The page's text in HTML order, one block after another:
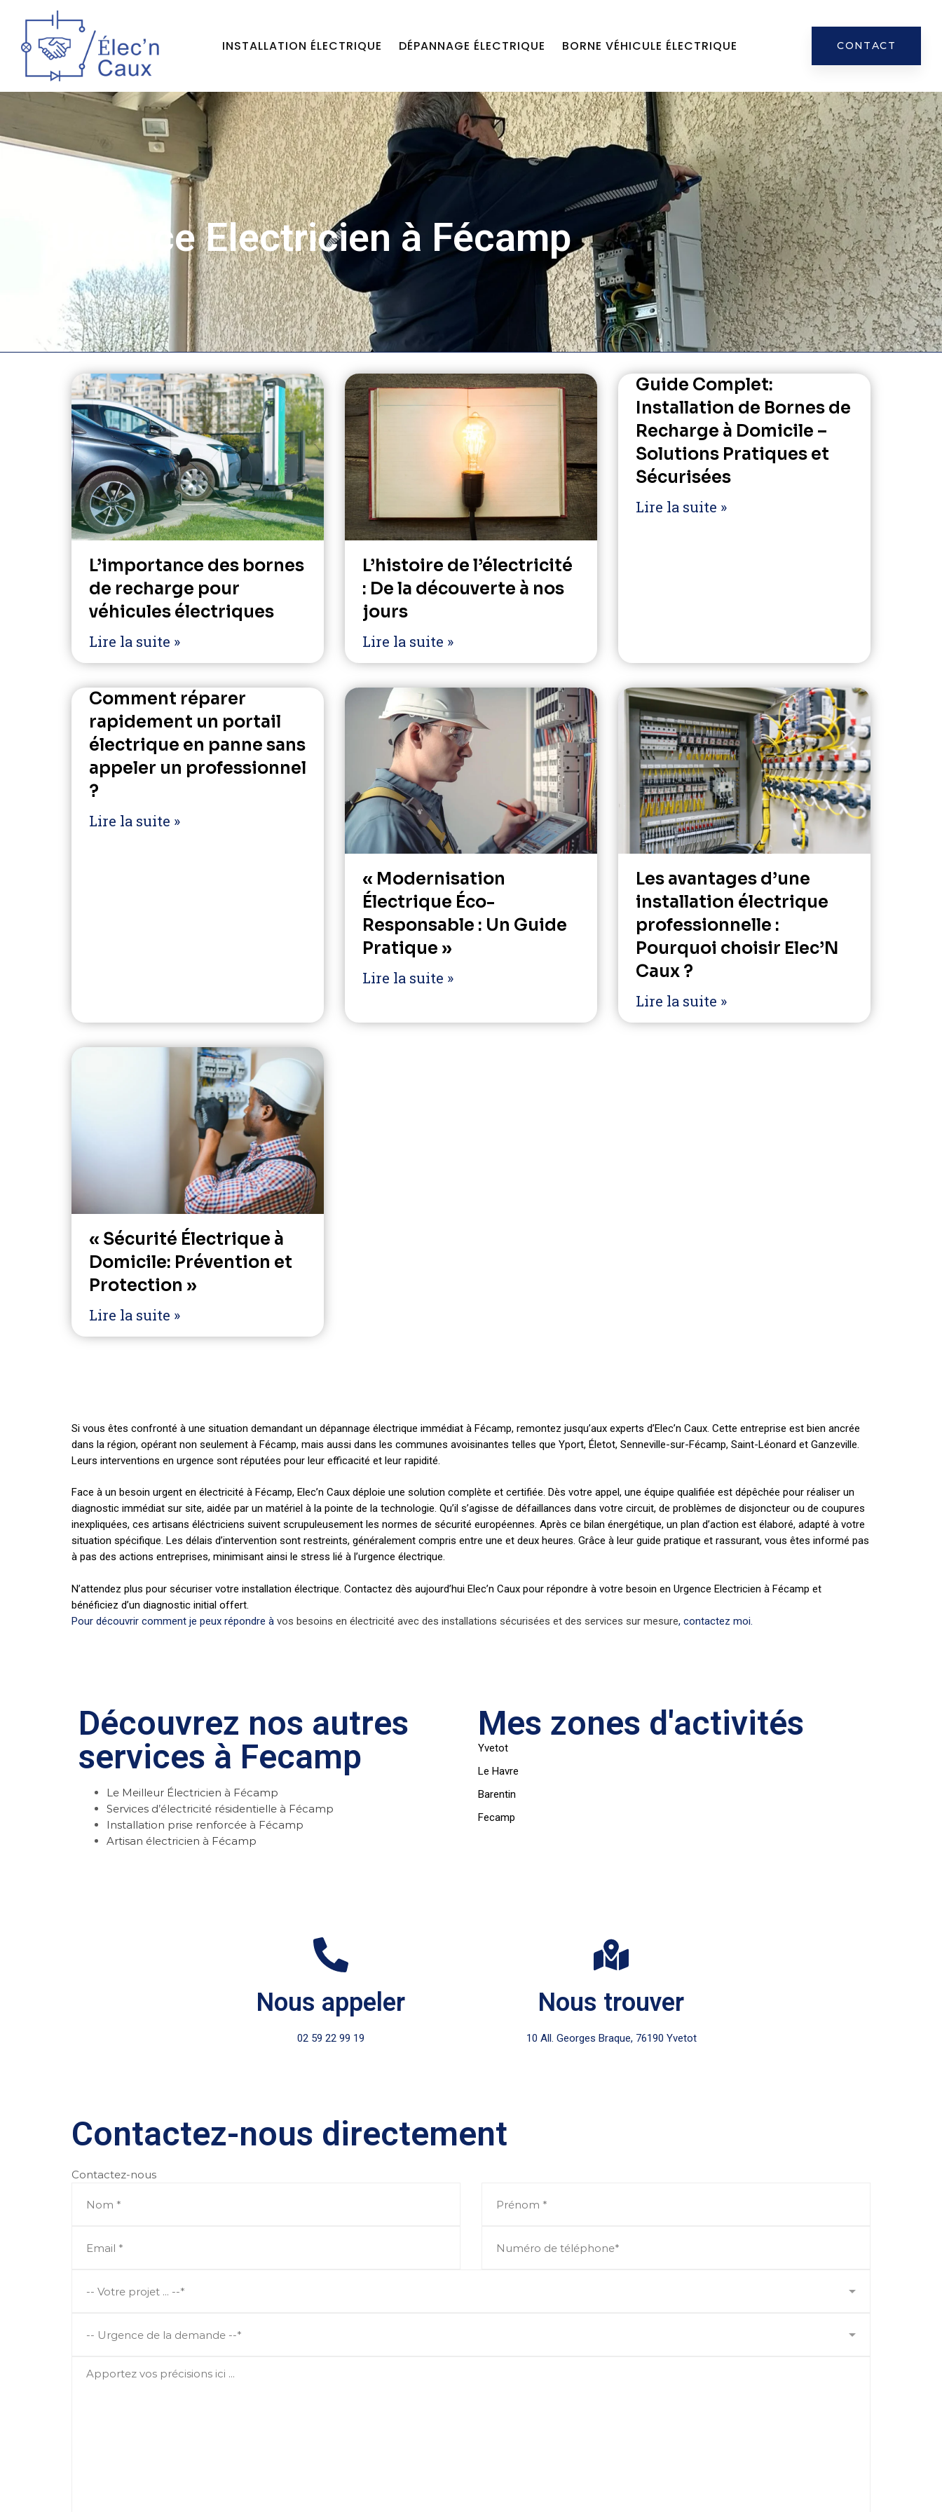
INSTALLATION ÉLECTRIQUE DÉPANNAGE ÉLECTRIQUE BORNE VÉHICULE ÉLECTRIQUE CONTACT
Urgence Electricien à Fécamp
L’importance des bornes
de recharge pour
véhicules électriques
Lire la suite »
L’histoire de l’électricité
: De la découverte à nos
jours
Lire la suite »
Guide Complet:
Installation de Bornes de
Recharge à Domicile –
Solutions Pratiques et
Sécurisées
Lire la suite »
Comment réparer
rapidement un portail
électrique en panne sans
appeler un professionnel
?
Lire la suite »
« Modernisation
Électrique Éco-
Responsable : Un Guide
Pratique »
Lire la suite »
Les avantages d’une
installation électrique
professionnelle :
Pourquoi choisir Elec’N
Caux ?
Lire la suite »
« Sécurité Électrique à
Domicile: Prévention et
Protection »
Lire la suite »
Si vous êtes confronté à une situation demandant un dépannage électrique immédiat à Fécamp, remontez jusqu’aux experts d’Elec’n Caux. Cette entreprise est bien ancrée
dans la région, opérant non seulement à Fécamp, mais aussi dans les communes avoisinantes telles que Yport, Életot, Senneville-sur-Fécamp, Saint-Léonard et Ganzeville.
Leurs interventions en urgence sont réputées pour leur efficacité et leur rapidité.
Face à un besoin urgent en électricité à Fécamp, Elec’n Caux déploie une solution complète et certifiée. Dès votre appel, une équipe qualifiée est dépêchée pour réaliser un
diagnostic immédiat sur site, aidée par un matériel à la pointe de la technologie. Qu’il s’agisse de défaillances dans votre circuit, de problèmes de disjoncteur ou de coupures
inexpliquées, ces artisans éléctriciens suivent scrupuleusement les normes de sécurité européennes. Après ce bilan énergétique, un plan d’action est élaboré, adapté à votre
situation spécifique. Les délais d’intervention sont restreints, généralement compris entre une et deux heures. Grâce à leur guide pratique et rassurant, vous êtes informé pas
à pas des actions entreprises, minimisant ainsi le stress lié à l’urgence électrique.
N’attendez plus pour sécuriser votre installation électrique. Contactez dès aujourd’hui Elec’n Caux pour répondre à votre besoin en Urgence Electricien à Fécamp et
bénéficiez d’un diagnostic initial offert.
Pour découvrir comment je peux répondre à vos besoins en électricité avec des installations sécurisées et des services sur mesure, contactez moi.
Découvrez nos autres
services à Fecamp
Le Meilleur Électricien à Fécamp
Services d’électricité résidentielle à Fécamp
Installation prise renforcée à Fécamp
Artisan électricien à Fécamp
Mes zones d'activités
Yvetot
Le Havre
Barentin
Fecamp
Nous appeler
02 59 22 99 19
Nous trouver
10 All. Georges Braque, 76190 Yvetot
Contactez-nous directement
Contactez-nous